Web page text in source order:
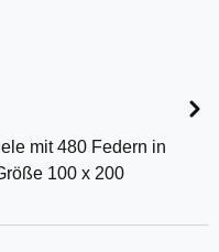
mit 480 Federn in
100 x 200